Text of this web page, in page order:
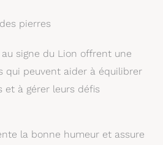
pierres
signe du Lion offrent une
qui peuvent aider à équilibrer
à gérer leurs défis
la bonne humeur et assure